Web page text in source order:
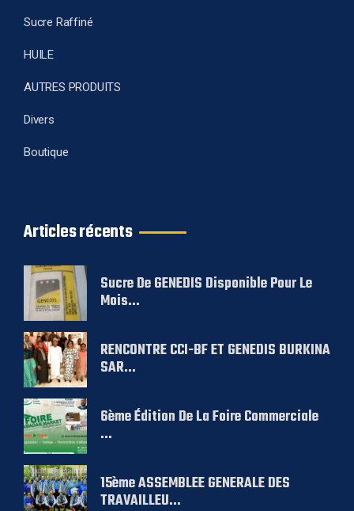
Sucre Raffiné
HUILE
AUTRES PRODUITS
Divers
Boutique
Articles récents
Sucre De GENEDIS Disponible Pour Le
Mois...
RENCONTRE CCI-BF ET GENEDIS BURKINA
SAR...
6ème Édition De La Foire Commerciale
...
15ème ASSEMBLEE GENERALE DES
TRAVAILLEU...